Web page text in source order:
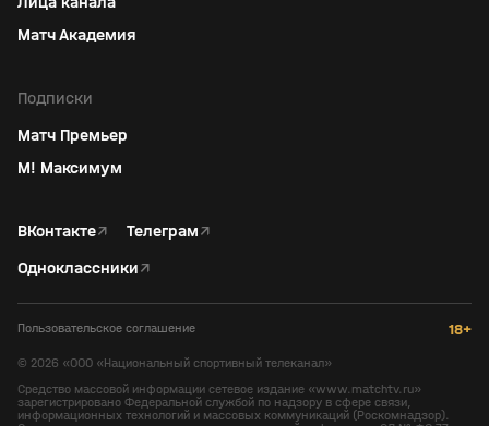
Матч Академия
Подписки
Матч Премьер
М! Максимум
ВКонтакте↗ Телеграм↗
Одноклассники↗
Пользовательское соглашение 18+
© 2026 «ООО «Национальный спортивный телеканал»
Средство массовой информации сетевое издание «www.matchtv.ru»
зарегистрировано Федеральной службой по надзору в сфере связи,
информационных технологий и массовых коммуникаций (Роскомнадзор).